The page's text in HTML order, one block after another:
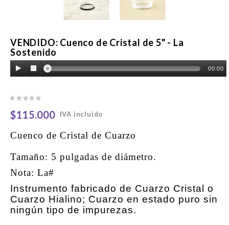
VENDIDO: Cuenco de Cristal de 5" - La
Sostenido
00:00
$115.000 IVA incluido
Cuenco de Cristal de Cuarzo
Tamaño: 5 pulgadas de diámetro.
Nota: La#
Instrumento fabricado de Cuarzo Cristal o
Cuarzo Hialino; Cuarzo en estado puro sin
ningún tipo de impurezas.